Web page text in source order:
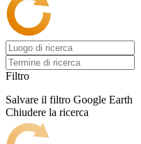
Filtro
Salvare il filtro Google Earth
Chiudere la ricerca